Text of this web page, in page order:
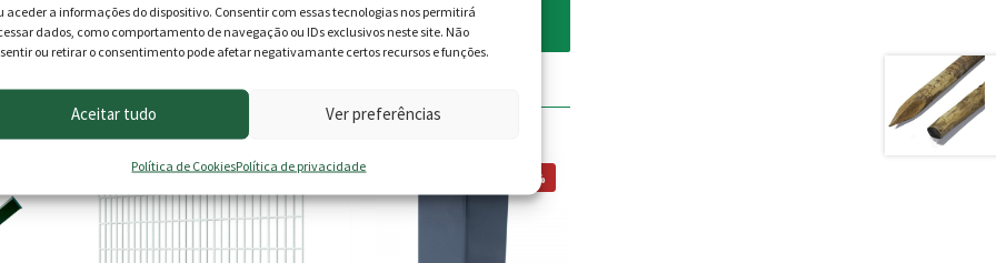
aceder a informações do dispositivo. Consentir com essas tecnologias nos permitirá
dados, como comportamento de navegação ou IDs exclusivos neste site. Não
ou retirar o consentimento pode afetar negativamante certos recursos e funções.
Aceitar tudo Ver preferências
Política de CookiesPolítica de privacidade
podem deixar opinião.
PROMOÇÃO -15%
has
PROMOÇÃO -20%